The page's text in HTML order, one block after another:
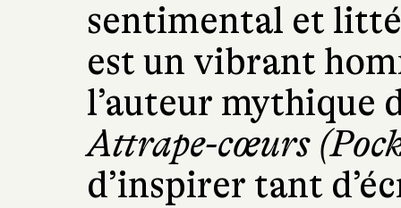
sentimental et
est un vibrant
l’auteur mythique
Attrape-cœurs
d’inspirer tant